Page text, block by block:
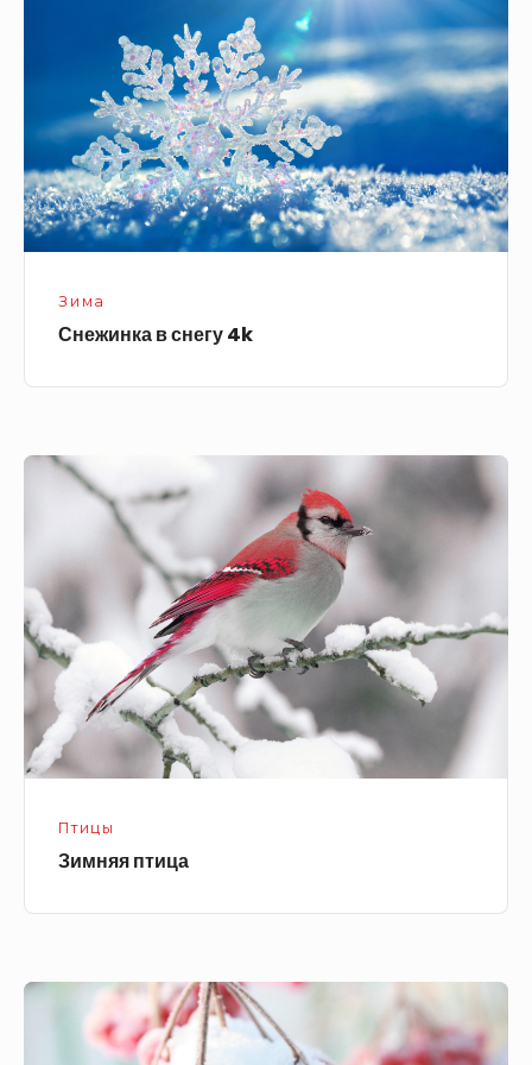
Зима
Снежинка в снегу 4k
Зимняя
Птицы
Зимняя птица
Рябина